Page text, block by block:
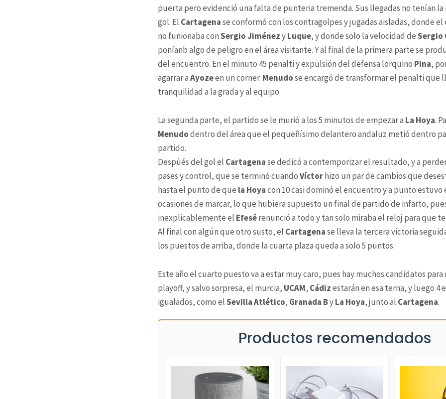
puerta pero evidenció una falta de punteria tremenda. Sus llegadas no tenían
gol. El Cartagenase conformó con los contragolpes y jugadas aisladas, donde
no funionaba conSergio JiménezyLuque, y donde solo la velocidad deSergio
poníanb algo de peligro en el área visitante. Y al final de la primera parte se
del encuentro. En el minuto 45 penalti y expulsión del defensa lorquino Pina,
agarrar aAyozeen un corner. Menudose encargó de transformar el penalti que
tranquilidad a la grada y al equipo.
La segunda parte, el partido se le murió a los 5 minutos de empezar a La Hoya.
Menudodentro del área que el pequeñísimo delantero andaluz metió dentro
partido.
Despùés del gol el Cartagenase dedicó a contemporizar el resultado, y a
pases y control, que se terminó cuandoVíctorhizo un par de cambios que
hasta el punto de que la Hoyacon 10 casi dominó el encuentro y a punto estuvo
ocasiones de marcar, lo que hubiera supuesto un final de partido de infarto,
inexplicablemente el Efesérenunció a todo y tan solo miraba el reloj para que
Al final con algún que otro susto, el Cartagenase lleva la tercera victoria
los puestos de arriba, donde la cuarta plaza queda a solo 5 puntos.
Este año el cuarto puesto va a estar muy caro, pues hay muchos candidatos
playoff, y salvo sorpresa, el murcia, UCAM, Cádizestarán en esa terna, y luego 4
igualados, como elSevilla Atlético, Granada ByLa Hoya, junto al Cartagena.
Productos recomendados